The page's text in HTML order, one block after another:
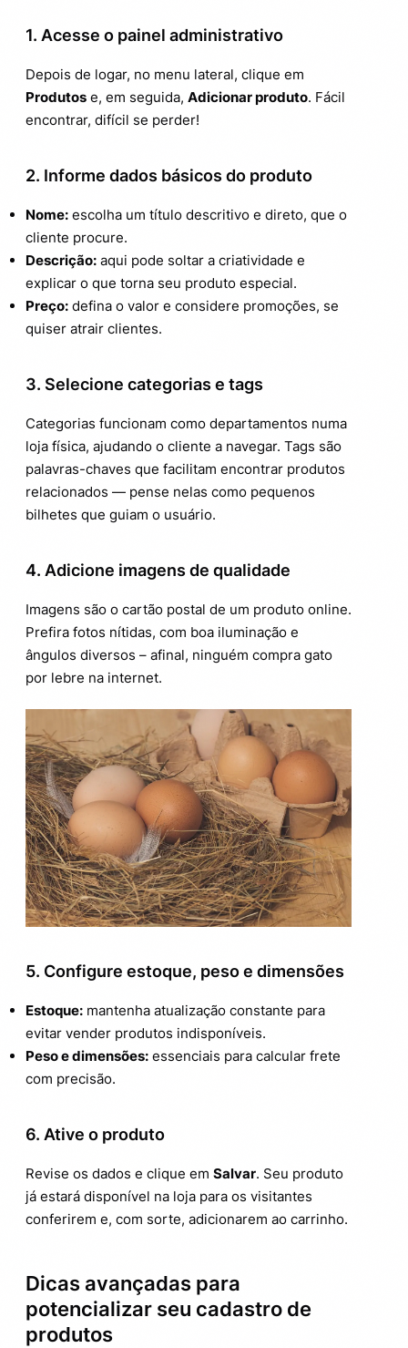
1. Acesse o painel administrativo
Depois de logar, no menu lateral, clique em
Produtos e, em seguida, Adicionar produto. Fácil
encontrar, difícil se perder!
2. Informe dados básicos do produto
Nome: escolha um título descritivo e direto, que o
cliente procure.
Descrição: aqui pode soltar a criatividade e
explicar o que torna seu produto especial.
Preço: defina o valor e considere promoções, se
quiser atrair clientes.
3. Selecione categorias e tags
Categorias funcionam como departamentos numa
loja física, ajudando o cliente a navegar. Tags são
palavras-chaves que facilitam encontrar produtos
relacionados — pense nelas como pequenos
bilhetes que guiam o usuário.
4. Adicione imagens de qualidade
Imagens são o cartão postal de um produto online.
Prefira fotos nítidas, com boa iluminação e
ângulos diversos – afinal, ninguém compra gato
por lebre na internet.
5. Configure estoque, peso e dimensões
Estoque: mantenha atualização constante para
evitar vender produtos indisponíveis.
Peso e dimensões: essenciais para calcular frete
com precisão.
6. Ative o produto
Revise os dados e clique em Salvar. Seu produto
já estará disponível na loja para os visitantes
conferirem e, com sorte, adicionarem ao carrinho.
Dicas avançadas para
potencializar seu cadastro de
produtos